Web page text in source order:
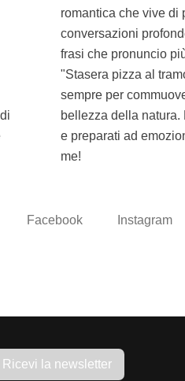
me!
Facebook Instagram
Ricevi la newsletter